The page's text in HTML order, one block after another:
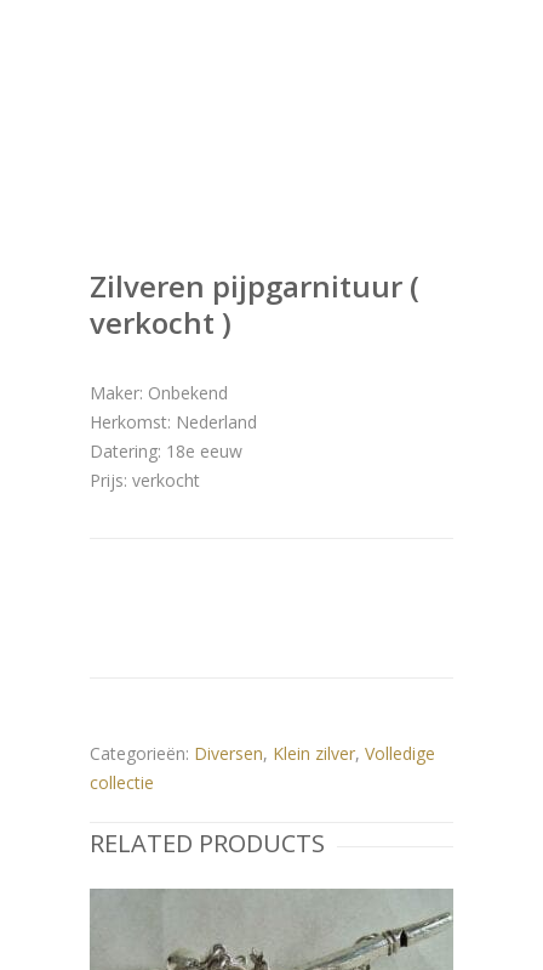
Zilveren pijpgarnituur (
verkocht )
Maker: Onbekend
Herkomst: Nederland
Datering: 18e eeuw
Prijs: verkocht
Categorieën: Diversen, Klein zilver, Volledige
collectie
RELATED PRODUCTS